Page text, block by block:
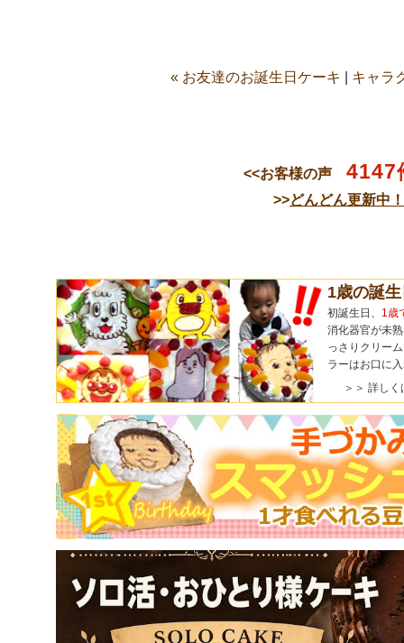
« お友達のお誕生日ケーキ キャラ
<<お客様の声 4147
>>どんどん更新中
1歳の誕
初誕生日、 1歳
消化器官が未
っさりクリー
ラーはお口に
＞＞ 詳しく